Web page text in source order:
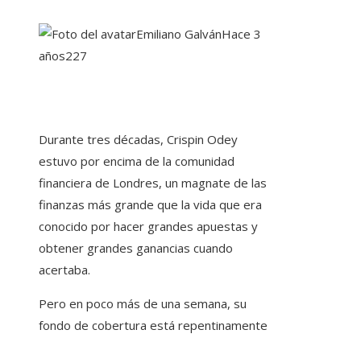
Emiliano GalvánHace 3
años227
Durante tres décadas, Crispin Odey
estuvo por encima de la comunidad
financiera de Londres, un magnate de las
finanzas más grande que la vida que era
conocido por hacer grandes apuestas y
obtener grandes ganancias cuando
acertaba.
Pero en poco más de una semana, su
fondo de cobertura está repentinamente